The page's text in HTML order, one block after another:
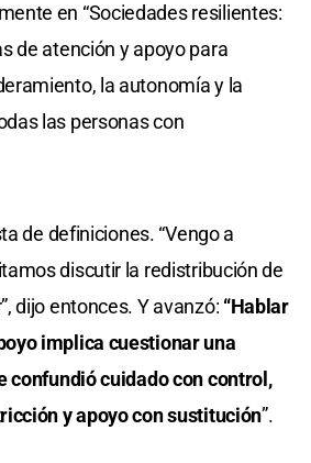
en “Sociedades resilientes:
de atención y apoyo para
la autonomía y la
las personas con
de definiciones. “Vengo a
discutir la redistribución de
dijo entonces. Y avanzó: “Hablar
implica cuestionar una
confundió cuidado con control,
y apoyo con sustitución”.